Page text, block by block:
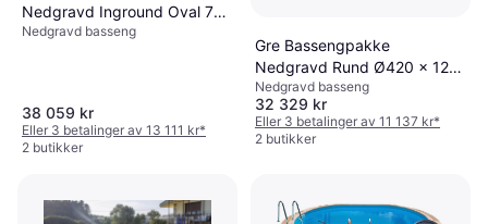
Nedgravd Inground Oval 700
x 320 x 120 cm
Nedgravd basseng
38 059 kr
Eller 3 betalinger av 13 111 kr*
2 butikker
Gre Bassengpakke
Nedgravd Rund Ø420 x 120
cm
Nedgravd basseng
32 329 kr
Eller 3 betalinger av 11 137 kr*
2 butikker